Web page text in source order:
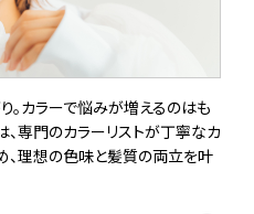
。カラーで悩みが増えるのはも
専門のカラーリストが丁寧なカ
、理想の色味と髪質の両立を叶